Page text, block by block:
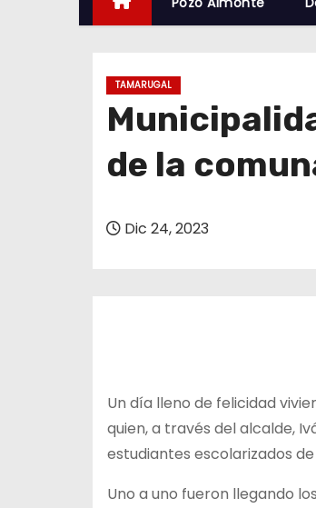
TAMARUGAL
de la
Dic 24, 2023
Un día lleno de felicidad
quien, a través del alcalde,
estudiantes escolarizados
Uno a uno fueron llegando